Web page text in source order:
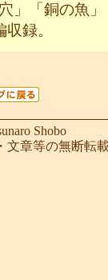
」「銅の魚
録。
Shobo
文章等の無断転